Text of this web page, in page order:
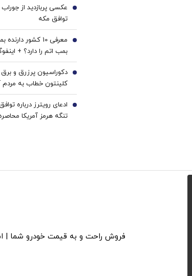
عکسی پربازدید از
توافق‌ مکه
7
معرفی 10 کشور
بمب اتم را دارد؟ +
8
دکوراسیون پرزرق‌ و
کلینتون خطاب به مردم
9
ادعای رویترز درباره
تنگه هرمز آمریکا محاصره را لغو خواهد کرد
10
فروش راحت و به قیمت خودرو شما | امن و بی دردسر